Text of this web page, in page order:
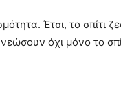
Έτσι, το σπίτι
όχι μόνο το